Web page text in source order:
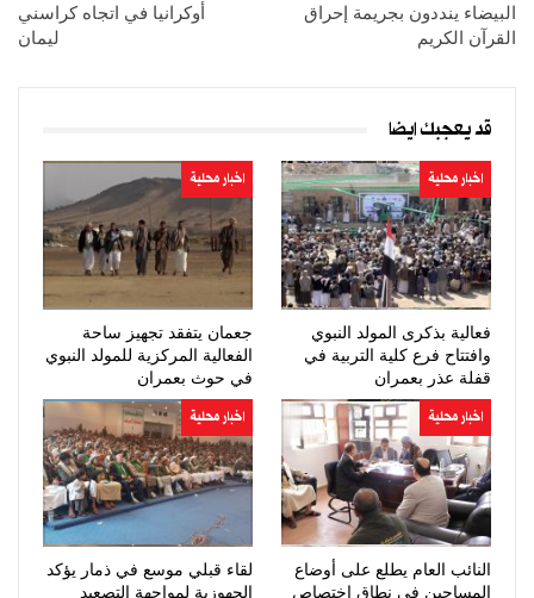
البيضاء ينددون بجريمة إحراق
القرآن الكريم
أوكرانيا في اتجاه كراسني
ليمان
قد يعجبك ايضا
اخبار محلية
فعالية بذكرى المولد النبوي
وافتتاح فرع كلية التربية في
قفلة عذر بعمران
اخبار محلية
جعمان يتفقد تجهيز ساحة
الفعالية المركزية للمولد النبوي
في حوث بعمران
اخبار محلية
النائب العام يطلع على أوضاع
المساجين في نطاق اختصاص
اخبار محلية
لقاء قبلي موسع في ذمار يؤكد
الجهوزية لمواجهة التصعيد